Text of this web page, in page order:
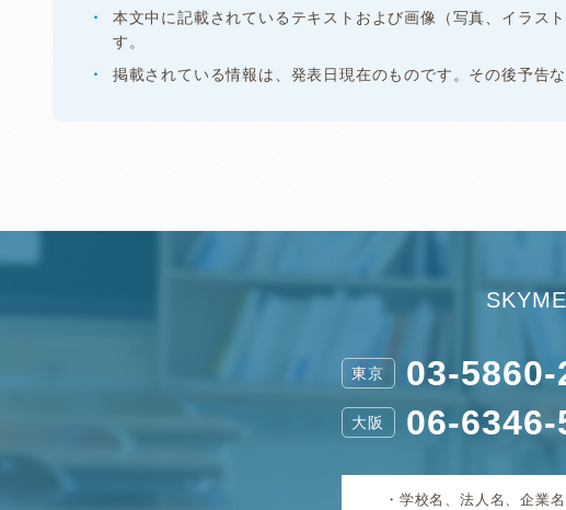
本文中に記載されているテキストおよび画像（写真、イラス
す。
掲載されている情報は、発表日現在のものです。その後予告
東京 03-5860-
大阪 06-6346-
学校名、法人名、企業